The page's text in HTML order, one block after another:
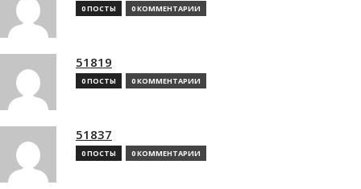
0 ПОСТЫ 0 КОММЕНТАРИИ
51819
0 ПОСТЫ 0 КОММЕНТАРИИ
51837
0 ПОСТЫ 0 КОММЕНТАРИИ